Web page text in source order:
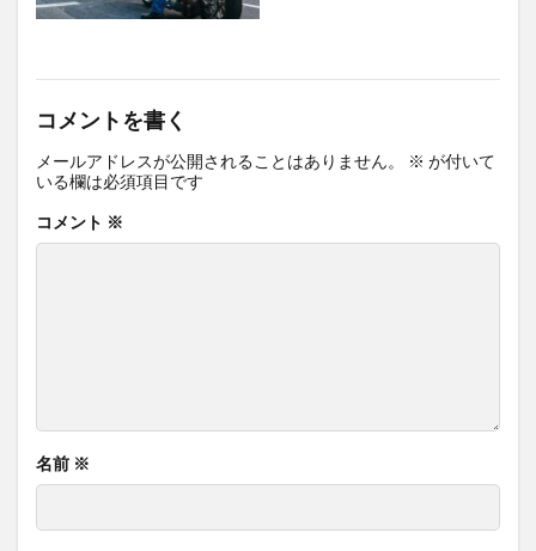
コメントを書く
メールアドレスが公開されることはありません。 ※ が付いて
いる欄は必須項目です
コメント ※
名前 ※